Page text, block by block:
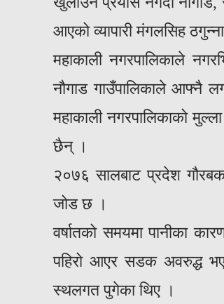
आएको व्यापारी मंगलसिह
महाकाली नगरपालिकाले
नौगाड गाउँपालिकाले आफ्नै
महाकाली नगरपालिकाको
छैन् ।
२०७६ सालबाट प्रदेश
जोड छ ।
वर्षातको समयमा पानीका
पहिरो आएर सडक अवरुद्ध
स्थलगत पुगेका थिए ।